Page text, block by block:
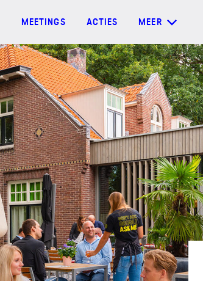
MEETINGS ACTIES MEER